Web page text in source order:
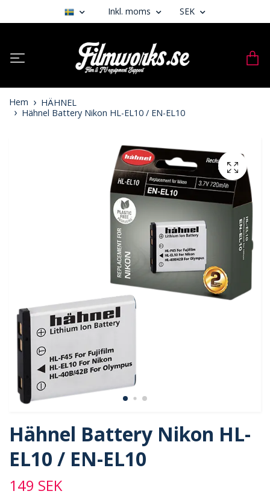
Inkl. moms SEK
Hem
HÄHNEL
Hähnel Battery Nikon HL-EL10 / EN-EL10
Hähnel Battery Nikon HL-
EL10 / EN-EL10
149 SEK